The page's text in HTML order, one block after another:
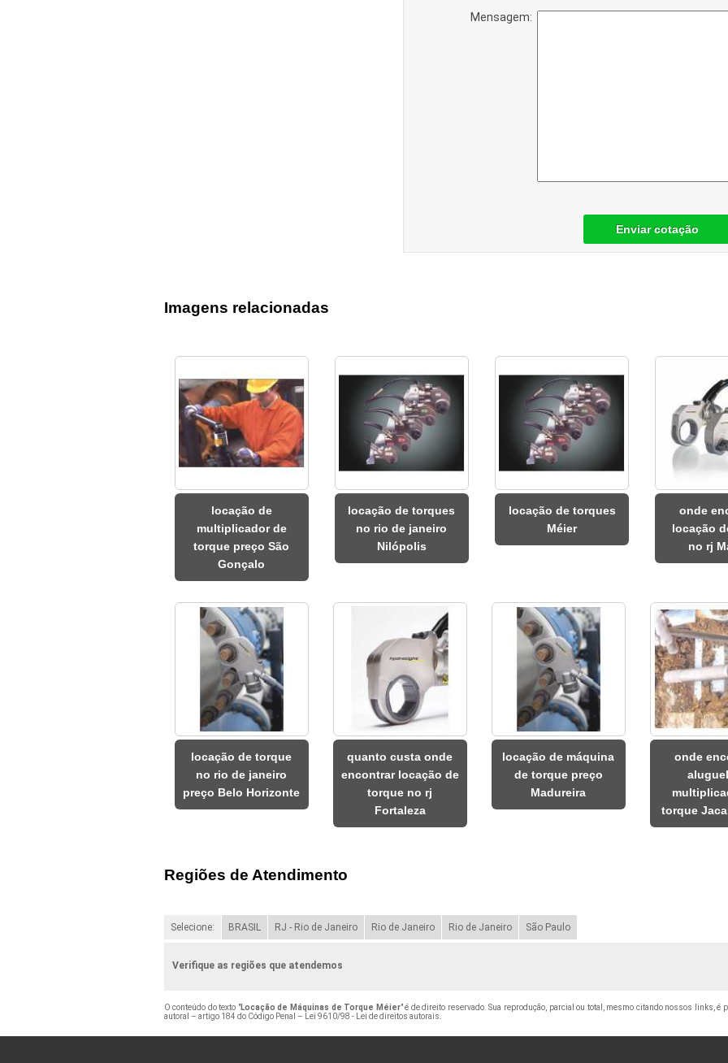
Mensagem:
Enviar cotação
Imagens relacionadas
locação de
multiplicador de
torque preço São
Gonçalo
locação de torques
no rio de janeiro
Nilópolis
locação de torques
Méier
onde
locação
no rj
locação de torque
no rio de janeiro
preço Belo Horizonte
quanto custa onde
encontrar locação de
torque no rj
Fortaleza
locação de máquina
de torque preço
Madureira
onde
torque
Regiões de Atendimento
Selecione: BRASIL RJ - Rio de Janeiro Rio de Janeiro Rio de Janeiro São Paulo
Verifique as regiões que atendemos
O conteúdo do texto "Locação de Máquinas de Torque Méier" é de direito reservado. Sua reprodução, parcial ou total, mesmo citando nossos links,
autoral – artigo 184 do Código Penal –
Lei 9610/98 - Lei de direitos autorais